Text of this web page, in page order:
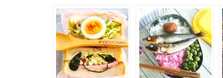
comichi」内「シハ
チ鮮魚店」さんのテイ
クアウト握り寿司♪お
得すぎっ！！
♪「海鮮丸」さんの期
間限定新メニューいく
ら入って一人前税込み
１０１０円ってありえ
ない！！